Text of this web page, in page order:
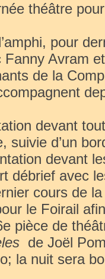
théâtre
pour
Avram
de la
devant
suivie d’un
devant
débrief avec
cours de
le Foirail
pièce de
de Joël
la nuit sera